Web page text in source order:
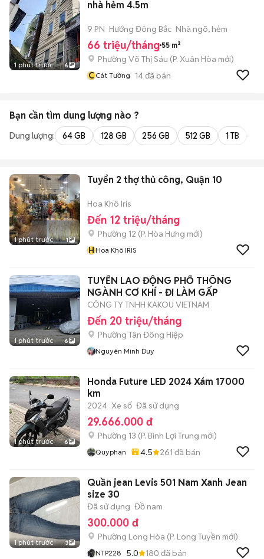
1 phút trước 6
nhà hẻm 4.5m
9 PN Hướng Đông Bắc Nhà ngõ, hẻm
66 triệu/tháng 55 m²
Phường Võ Thị Sáu (P. Xuân Hòa mới)
CCát Tường 14đã bán
Bạn cần tìm dung lượng nào ?
Dung lượng: 64 GB 128 GB 256 GB 512 GB 1 TB
1 phút trước 1
Tuyển 2 thợ thủ công, Quận 10
Hoa Khô Iris
Đến 12 triệu/tháng
Phường 12 (P. Hòa Hưng mới)
HHoa Khô IRIS
1 phút trước 6
TUYỂN LAO ĐỘNG PHỔ THÔNG
NGÀNH CƠ KHÍ - ĐI LÀM GẤP
CÔNG TY TNHH KAKOU VIETNAM
Đến 20 triệu/tháng
Phường Tân Đông Hiệp
Nguyên Minh Duy
1 phút trước 6
Honda Future LED 2024 Xám 17000
km
2024 Xe số Đã sử dụng
29.666.000 đ
Phường 13 (P. Bình Lợi Trung mới)
Quyphan 4.5 261 đã bán
1 phút trước 3
Quần jean Levis 501 Nam Xanh Jean
size 30
Đã sử dụng Đồ nam
300.000 đ
Phường Long Hòa (P. Long Tuyền mới)
NTP228 5.0 180 đã bán